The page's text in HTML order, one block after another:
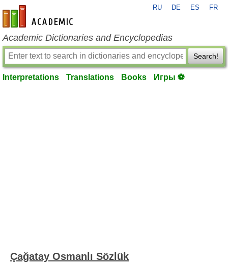
en-academic.com
RU DE ES FR
Academic Dictionaries and Encyclopedias
Search!
Interpretations Translations Books Игры ⚽
Çağatay Osmanlı Sözlük